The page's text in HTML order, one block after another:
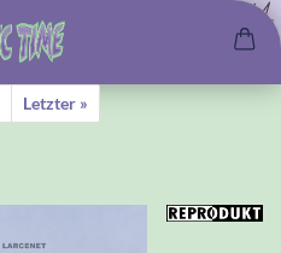
Letzter »